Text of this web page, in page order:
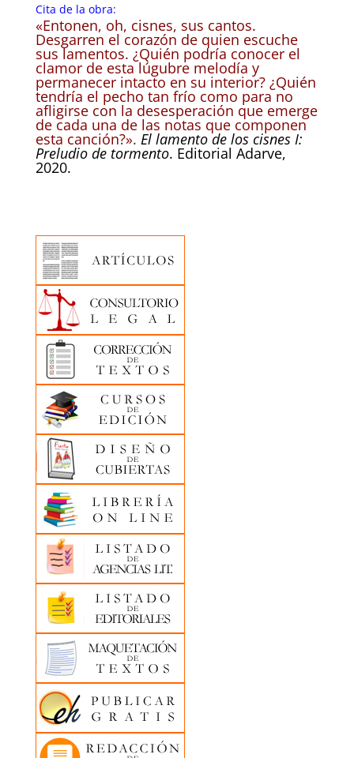
Cita de la obra:
«Entonen, oh, cisnes, sus cantos.
Desgarren el corazón de quien escuche
sus lamentos. ¿Quién podría conocer el
clamor de esta lúgubre melodía y
permanecer intacto en su interior? ¿Quién
tendría el pecho tan frío como para no
afligirse con la desesperación que emerge
de cada una de las notas que componen
esta canción?». El lamento de los cisnes I:
Preludio de tormento. Editorial Adarve,
2020.